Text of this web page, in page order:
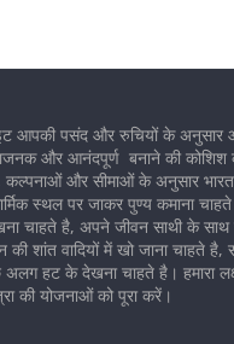
आपकी पसंद और रुचियों के अनुसार
और आनंदपूर्ण बनाने की कोशिश
और सीमाओं के अनुसार
स्थल पर जाकर पुण्य कमाना चाहते
चाहते है, अपने जीवन साथी के साथ
की शांत वादियों में खो जाना चाहते
अलग हट के देखना चाहते है। हमारा
की योजनाओं को पूरा करें।